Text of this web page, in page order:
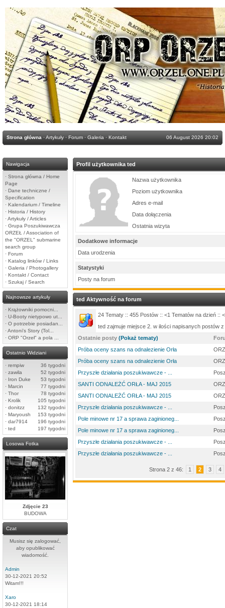
Strona główna ·Artykuły · Forum · Galeria · Kontakt 06 August 2026 20:02
Nawigacja
· Strona główna / Home
Page
· Dane techniczne /
Specification
· Kalendarium / Timeline
· Historia / History
·Artykuły / Articles
· Grupa Poszukiwawcza
ORZEŁ / Association of
the "ORZEL" submarine
search group
· Forum
· Katalog linków / Links
· Galeria / Photogallery
· Kontakt / Contact
· Szukaj / Search
Najnowsze artykuły
· Krążowniki pomocni...
· U-Booty nietypowo ut...
· O potrzebie posiadan...
· Antoni's Story (Tol...
· ORP "Orzeł" a pola ...
Ostatnio Widziani
· rempiw
36 tygodni
· zawila
52 tygodni
· Iron Duke
53 tygodni
· Marcin
77 tygodni
· Thor
78 tygodni
· Krolik
105 tygodni
· donitzz
132 tygodni
· Maryoush
153 tygodni
· dar7914
196 tygodni
· ted 197 tygodni
Losowa Fotka
Zdjęcie 23
BUDOWA
Czat
Musisz się zalogować,
aby opublikować
wiadomość.
Admin
30-12-2021 20:52
Witam!!!
Xaro
30-12-2021 18:14
Profil użytkownika ted
Nazwa użytkownika
Poziom użytkownika
Adres e-mail
Data dołączenia
Ostatnia wizyta
Dodatkowe informacje
Data urodzenia
Statystyki
Posty na forum
ted Aktywność na forum
24 Tematy :: 455 Postów :: <1 Tematów na dzień ::
ted zajmuje miejsce 2. w ilości napisanych postów
Ostatnie posty (Pokaż tematy)
Próba oceny szans na odnalezienie Orła
Próba oceny szans na odnalezienie Orła
Przyszłe działania poszukiwawcze - ...
SANTI ODNALEŻĆ ORŁA - MAJ 2015
SANTI ODNALEŻĆ ORŁA - MAJ 2015
Przyszłe działania poszukiwawcze - ...
Pole minowe nr 17 a sprawa zaginioneg...
Pole minowe nr 17 a sprawa zaginioneg...
Przyszłe działania poszukiwawcze - ...
Przyszłe działania poszukiwawcze - ...
Strona 2 z 46: 1 2 3 4